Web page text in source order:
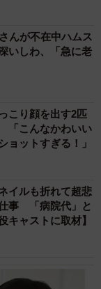
んが不在中ハムス
いしわ、「急に老
こり顔を出す2匹
こんなかわいい
ョットすぎる！」
イルも折れて超悲
事 「病院代」と
キャストに取材】